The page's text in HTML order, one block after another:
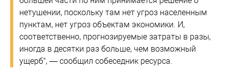
нетушении, поскольку там нет угроз населенным
пунктам, нет угроз объектам экономики. И,
соответственно, прогнозируемые затраты в разы,
иногда в десятки раз больше, чем возможный
ущерб", — сообщил собеседник ресурса.